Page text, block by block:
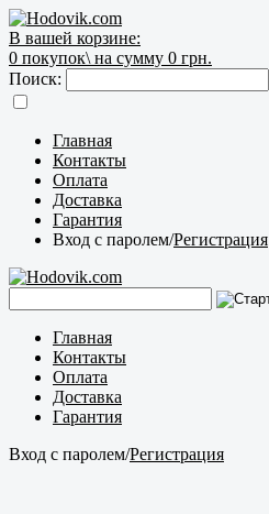
В вашей корзине:
0 покупок\ на сумму 0 грн.
Поиск:
Главная
Контакты
Оплата
Доставка
Гарантия
Вход с паролем/Регистрация
Главная
Контакты
Оплата
Доставка
Гарантия
Вход с паролем/Регистрация